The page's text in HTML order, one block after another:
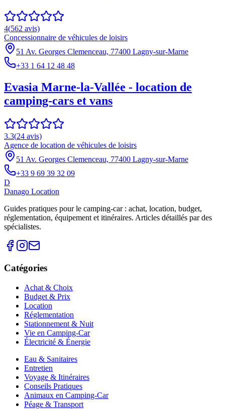
4(562 avis)
Concessionnaire de véhicules de loisirs
51 Av. Georges Clemenceau, 77400 Lagny-sur-Marne
+33 1 64 12 48 48
Evasia Marne-la-Vallée - location de
camping-cars et vans
3.3(24 avis)
Agence de location de véhicules de loisirs
51 Av. Georges Clemenceau, 77400 Lagny-sur-Marne
+33 9 69 39 32 09
D
Danago Location
Guides pratiques pour le camping-car : achat, location, budget,
réglementation, équipement et itinéraires. Articles détaillés par des
spécialistes.
Catégories
Achat & Choix
Budget & Prix
Location
Réglementation
Stationnement & Nuit
Vie en Camping-Car
Électricité & Énergie
Eau & Sanitaires
Entretien
Voyage & Itinéraires
Conseils Pratiques
Animaux en Camping-Car
Péage & Transport